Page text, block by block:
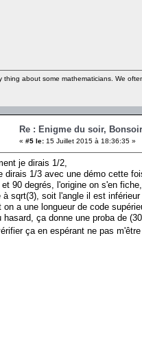
thing about some mathematicians. We
Re : Enigme du soir,
« #5 le: 15 Juillet 2015 à 18:36:35 »
je dirais 1/2,
dirais 1/3 avec une démo cette
et 90 degrés, l'origine on s'en
à sqrt(3), soit l'angle il est
on a une longueur de code
hasard, ça donne une proba de
ça en espérant ne pas